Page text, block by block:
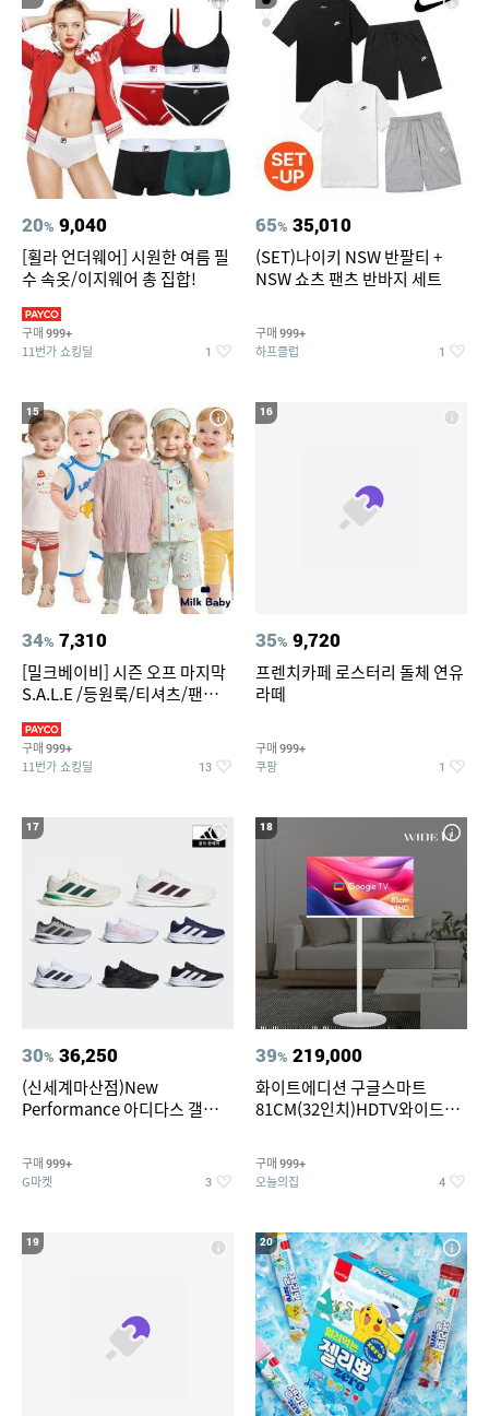
20% 9,040
[휠라 언더웨어] 시원한 여름 필
수 속옷/이지웨어 총 집합!
구매 999+
11번가 쇼킹딜 1
65% 35,010
(SET)나이키 NSW 반팔티 +
NSW 쇼츠 팬츠 반바지 세트
구매 999+
하프클럽 1
15
34% 7,310
[밀크베이비] 시즌 오프 마지막
S.A.L.E /등원룩/티셔츠/팬츠/
구매 999+
11번가 쇼킹딜 13
16
35% 9,720
프렌치카페 로스터리 돌체 연유
라떼
구매 999+
쿠팡 1
17
30% 36,250
(신세계마산점)New
Performance 아디다스 갤럭시
구매 999+
G마켓 3
18
39% 219,000
화이트에디션 구글스마트
81CM(32인치)HDTV와이드무
구매 999+
오늘의집 4
19 20